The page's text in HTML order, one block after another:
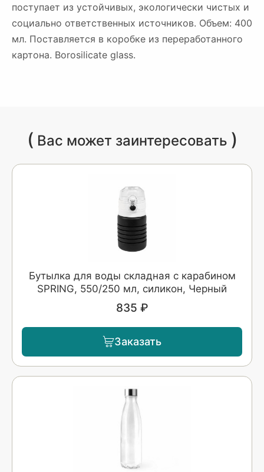
поступает из устойчивых, экологически чистых и
социально ответственных источников. Объем: 400
мл. Поставляется в коробке из переработанного
картона. Borosilicate glass.
( Вас может заинтересовать )
Бутылка для воды складная с карабином
SPRING, 550/250 мл, силикон, Черный
835 ₽
Заказать